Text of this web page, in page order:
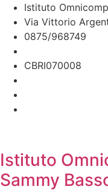
Istituto
Via Vittorio
0875/968749
CBRI070008
Istituto
Sammy